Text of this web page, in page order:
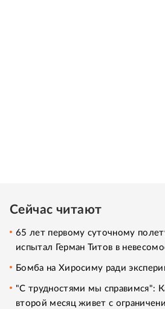
Сейчас читают
65 лет первому суточному
испытал Герман Титов в
Бомба на Хиросиму ради
"С трудностями мы справимся":
второй месяц живет с